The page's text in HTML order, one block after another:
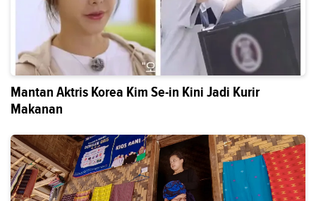
Mantan Aktris Korea Kim Se-in Kini Jadi Kurir
Makanan